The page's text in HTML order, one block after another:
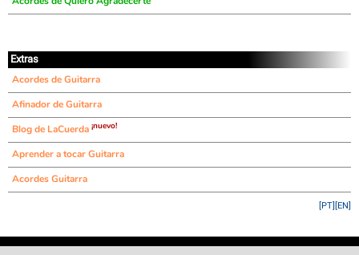
Extras
Acordes de Guitarra
Afinador de Guitarra
Blog de LaCuerda ¡nuevo!
Aprender a tocar Guitarra
Acordes Guitarra
[EN]
[PT]